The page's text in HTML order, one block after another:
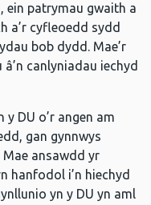
ein patrymau gwaith a
a’r cyfleoedd sydd
bob dydd. Mae’r
canlyniadau iechyd
DU o’r angen am
gan gynnwys
ansawdd yr
hanfodol i’n hiechyd
yn y DU yn aml